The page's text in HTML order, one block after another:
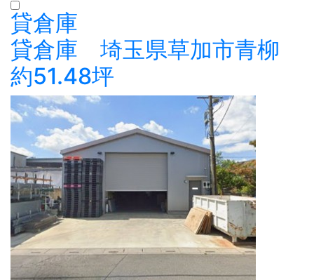
貸倉庫
貸倉庫 埼玉県草加市青柳
約51.48坪